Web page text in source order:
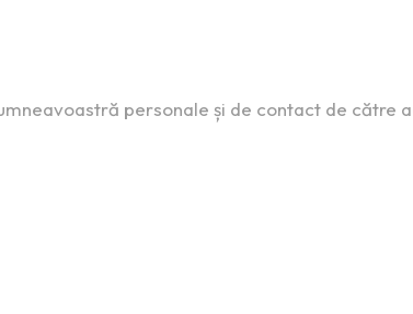
personale și de contact de către